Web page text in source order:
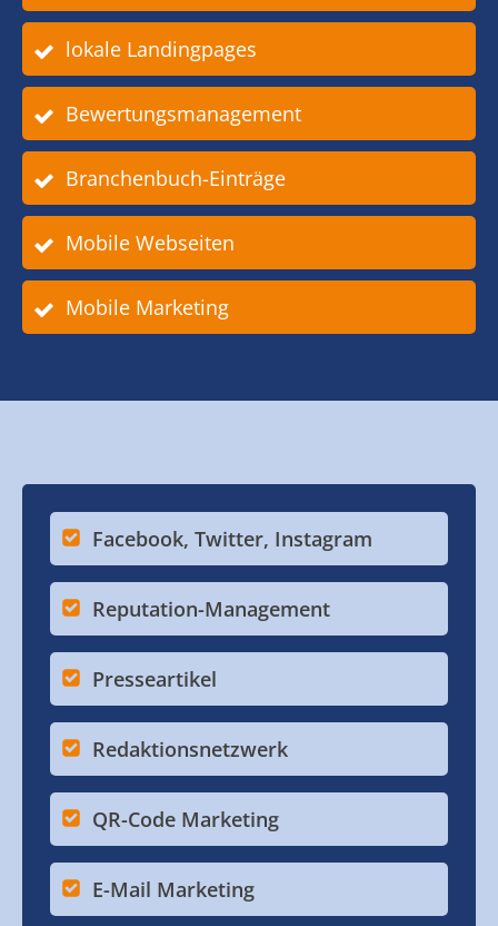
lokale Landingpages
Bewertungsmanagement
Branchenbuch-Einträge
Mobile Webseiten
Mobile Marketing
Facebook, Twitter, Instagram
Reputation-Management
Presseartikel
Redaktionsnetzwerk
QR-Code Marketing
E-Mail Marketing